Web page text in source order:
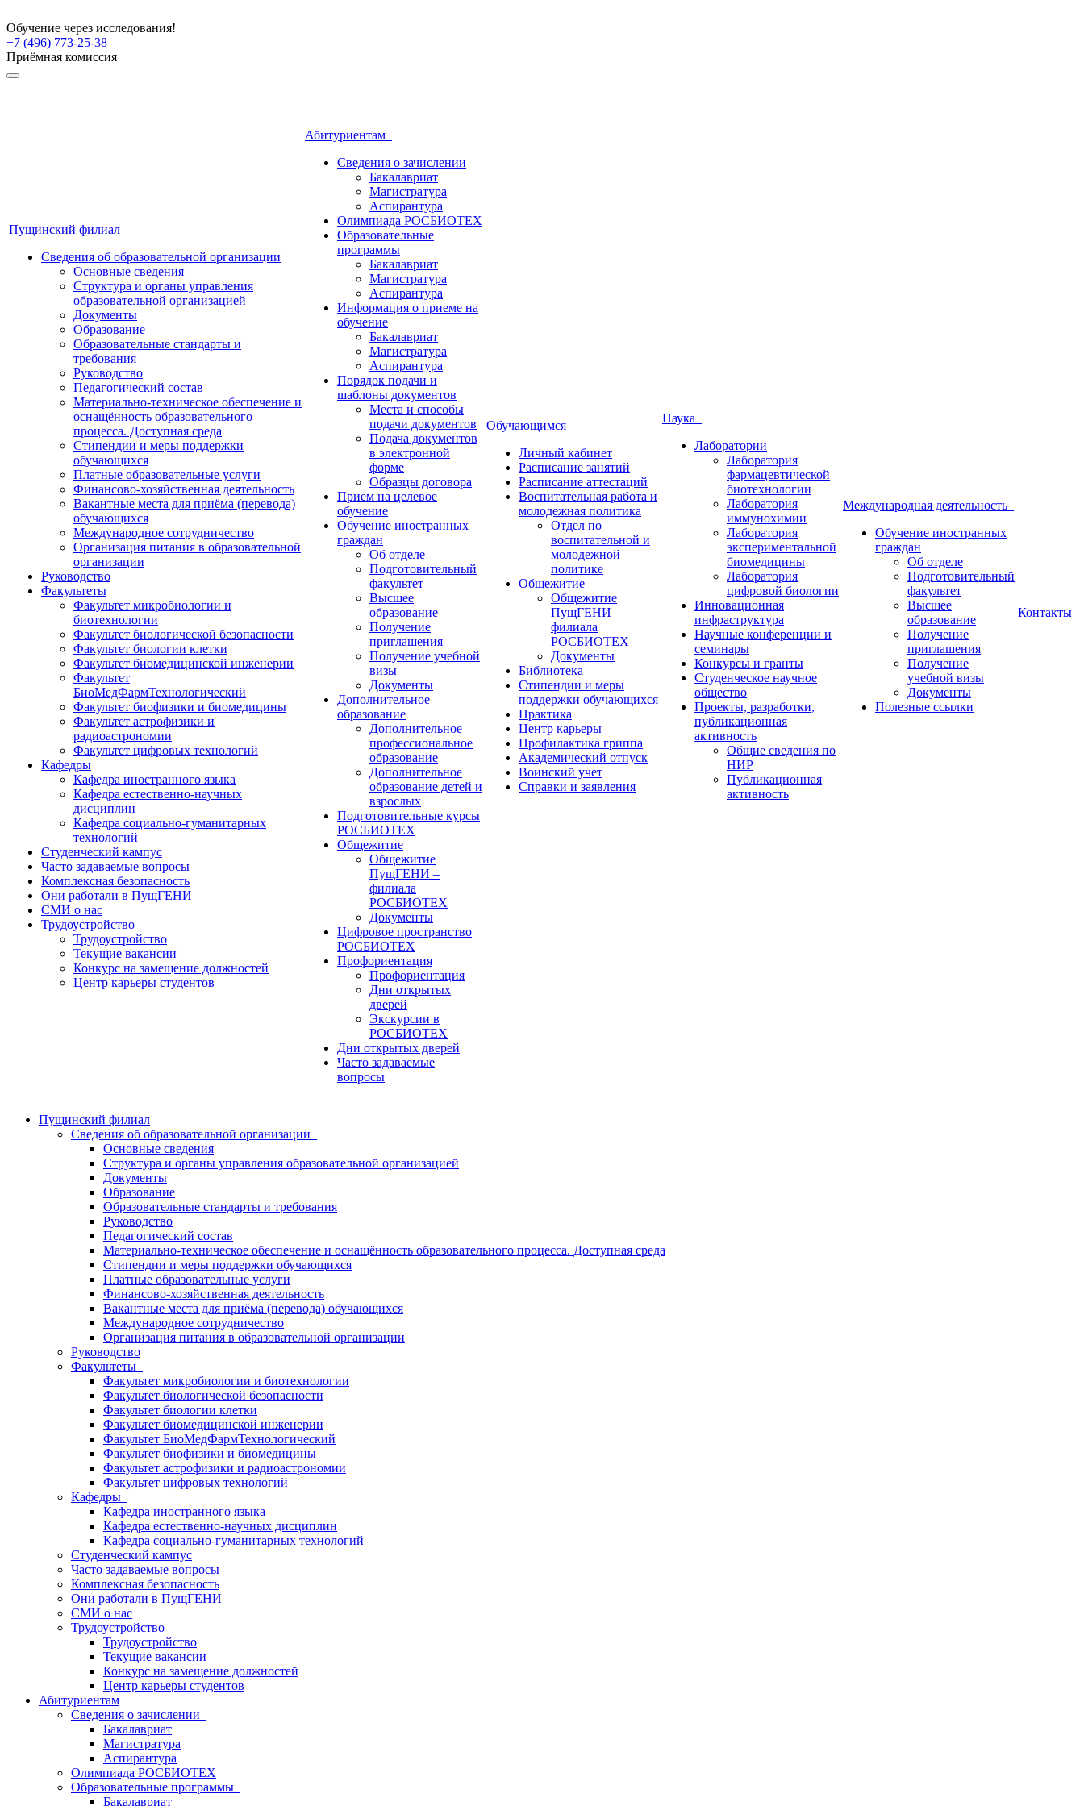
Обучение через исследования!
+7 (496) 773-25-38
Приёмная комиссия
Пущинский филиал
Сведения об образовательной организации
Основные сведения
Структура и органы управления
образовательной организацией
Документы
Образование
Образовательные стандарты и
требования
Руководство
Педагогический состав
Материально-техническое обеспечение и
оснащённость образовательного
процесса. Доступная среда
Стипендии и меры поддержки
обучающихся
Платные образовательные услуги
Финансово-хозяйственная деятельность
Вакантные места для приёма (перевода)
обучающихся
Международное сотрудничество
Организация питания в образовательной
организации
Руководство
Факультеты
Факультет микробиологии и
биотехнологии
Факультет биологической безопасности
Факультет биологии клетки
Факультет биомедицинской инженерии
Факультет
БиоМедФармТехнологический
Факультет биофизики и биомедицины
Факультет астрофизики и
радиоастрономии
Факультет цифровых технологий
Кафедры
Кафедра иностранного языка
Кафедра естественно-научных
дисциплин
Кафедра социально-гуманитарных
технологий
Студенческий кампус
Часто задаваемые вопросы
Комплексная безопасность
Они работали в ПущГЕНИ
СМИ о нас
Трудоустройство
Трудоустройство
Текущие вакансии
Конкурс на замещение должностей
Центр карьеры студентов
Абитуриентам
Сведения о зачислении
Бакалавриат
Магистратура
Аспирантура
Олимпиада РОСБИОТЕХ
Образовательные
программы
Бакалавриат
Магистратура
Аспирантура
Информация о приеме на
обучение
Бакалавриат
Магистратура
Аспирантура
Порядок подачи и
шаблоны документов
Места и способы
подачи документов
Подача документов
в электронной
форме
Образцы договора
Прием на целевое
обучение
Обучение иностранных
граждан
Об отделе
Подготовительный
факультет
Высшее
образование
Получение
приглашения
Получение учебной
визы
Документы
Дополнительное
образование
Дополнительное
профессиональное
образование
Дополнительное
образование детей и
взрослых
Подготовительные курсы
РОСБИОТЕХ
Общежитие
Общежитие
ПущГЕНИ –
филиала
РОСБИОТЕХ
Документы
Цифровое пространство
РОСБИОТЕХ
Профориентация
Профориентация
Дни открытых
дверей
Экскурсии в
РОСБИОТЕХ
Дни открытых дверей
Часто задаваемые
вопросы
Обучающимся
Личный кабинет
Расписание занятий
Расписание аттестаций
Воспитательная работа и
молодежная политика
Отдел по
воспитательной и
молодежной
политике
Общежитие
Общежитие
ПущГЕНИ –
филиала
РОСБИОТЕХ
Документы
Библиотека
Стипендии и меры
поддержки обучающихся
Практика
Центр карьеры
Профилактика гриппа
Академический отпуск
Воинский учет
Справки и заявления
Наука
Лаборатории
Лаборатория
фармацевтической
биотехнологии
Лаборатория
иммунохимии
Лаборатория
экспериментальной
биомедицины
Лаборатория
цифровой биологии
Инновационная
инфраструктура
Научные конференции и
семинары
Конкурсы и гранты
Студенческое научное
общество
Проекты, разработки,
публикационная
активность
Общие сведения по
НИР
Публикационная
активность
Международная деятельность
Обучение иностранных
граждан
Об отделе
Подготовительный
факультет
Высшее
образование
Получение
приглашения
Получение
учебной визы
Документы
Полезные ссылки
Контакты
Пущинский филиал
Сведения об образовательной организации
Основные сведения
Структура и органы управления образовательной организацией
Документы
Образование
Образовательные стандарты и требования
Руководство
Педагогический состав
Материально-техническое обеспечение и оснащённость образовательного процесса. Доступная среда
Стипендии и меры поддержки обучающихся
Платные образовательные услуги
Финансово-хозяйственная деятельность
Вакантные места для приёма (перевода) обучающихся
Международное сотрудничество
Организация питания в образовательной организации
Руководство
Факультеты
Факультет микробиологии и биотехнологии
Факультет биологической безопасности
Факультет биологии клетки
Факультет биомедицинской инженерии
Факультет БиоМедФармТехнологический
Факультет биофизики и биомедицины
Факультет астрофизики и радиоастрономии
Факультет цифровых технологий
Кафедры
Кафедра иностранного языка
Кафедра естественно-научных дисциплин
Кафедра социально-гуманитарных технологий
Студенческий кампус
Часто задаваемые вопросы
Комплексная безопасность
Они работали в ПущГЕНИ
СМИ о нас
Трудоустройство
Трудоустройство
Текущие вакансии
Конкурс на замещение должностей
Центр карьеры студентов
Абитуриентам
Сведения о зачислении
Бакалавриат
Магистратура
Аспирантура
Олимпиада РОСБИОТЕХ
Образовательные программы
Бакалавриат